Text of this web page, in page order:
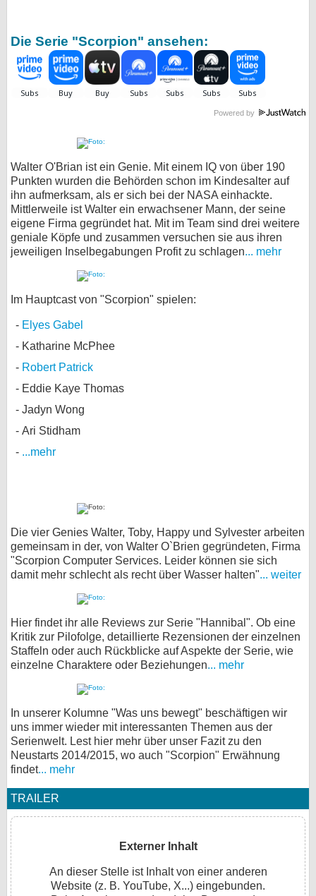
Die Serie "Scorpion" ansehen:
Powered by
Walter O'Brian ist ein Genie. Mit einem IQ von über 190
Punkten wurden die Behörden schon im Kindesalter auf
ihn aufmerksam, als er sich bei der NASA einhackte.
Mittlerweile ist Walter ein erwachsener Mann, der seine
eigene Firma gegründet hat. Mit im Team sind drei weitere
geniale Köpfe und zusammen versuchen sie aus ihren
jeweiligen Inselbegabungen Profit zu schlagen... mehr
Im Hauptcast von "Scorpion" spielen:
Elyes Gabel
Katharine McPhee
Robert Patrick
Eddie Kaye Thomas
Jadyn Wong
Ari Stidham
...mehr
Die vier Genies Walter, Toby, Happy und Sylvester arbeiten
gemeinsam in der, von Walter O`Brien gegründeten, Firma
"Scorpion Computer Services. Leider können sie sich
damit mehr schlecht als recht über Wasser halten"... weiter
Hier findet ihr alle Reviews zur Serie "Hannibal". Ob eine
Kritik zur Pilofolge, detaillierte Rezensionen der einzelnen
Staffeln oder auch Rückblicke auf Aspekte der Serie, wie
einzelne Charaktere oder Beziehungen... mehr
In unserer Kolumne "Was uns bewegt" beschäftigen wir
uns immer wieder mit interessanten Themen aus der
Serienwelt. Lest hier mehr über unser Fazit zu den
Neustarts 2014/2015, wo auch "Scorpion" Erwähnung
findet... mehr
TRAILER
Externer Inhalt
An dieser Stelle ist Inhalt von einer anderen
Website (z. B. YouTube, X...) eingebunden.